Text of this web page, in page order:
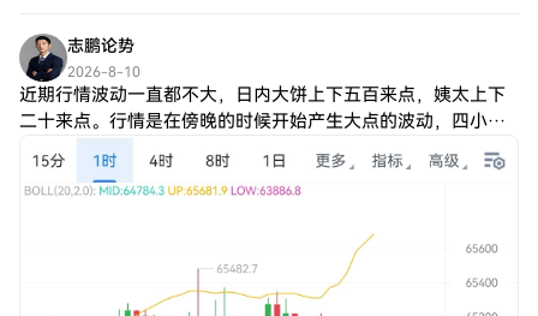
志鹏论势
2026-8-10
近期行情波动一直都不大，日内大饼上下五百来点，姨太上下
二十来点。行情是在傍晚的时候开始产生大点的波动，四小时
级别大饼单条K线最大由65221到64271，波幅950点，姨太单
条K线最大则是由1922到